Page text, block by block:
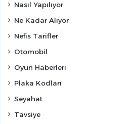
Nasıl Yapılıyor
Ne Kadar Alıyor
Nefis Tarifler
Otomobil
Oyun Haberleri
Plaka Kodları
Seyahat
Tavsiye